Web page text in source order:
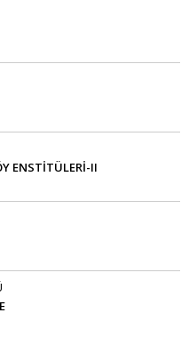
ENSTİTÜLERİ-II